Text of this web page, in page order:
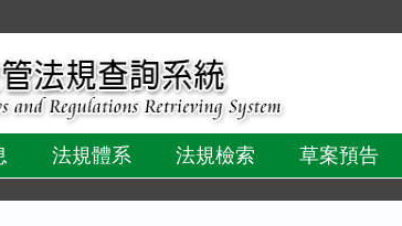
法規體系 法規檢索 草案預告